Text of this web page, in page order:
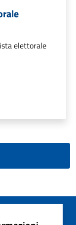
elettorale